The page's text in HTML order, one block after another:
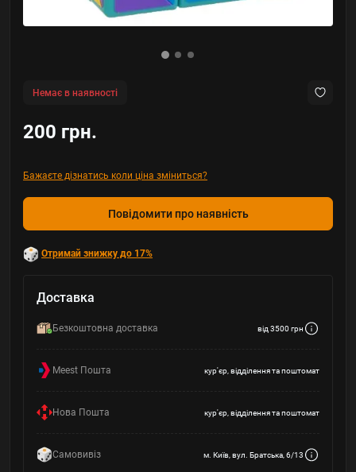
Немає в наявності
200 грн.
Бажаєте дізнатись коли ціна зміниться?
Повідомити про наявність
Отримай знижку до 17%
Доставка
Безкоштовна доставка від 3500 грн
Meest Пошта кур'єр, відділення та поштомат
Нова Пошта кур'єр, відділення та поштомат
Самовивіз м. Київ, вул. Братська, 6/13